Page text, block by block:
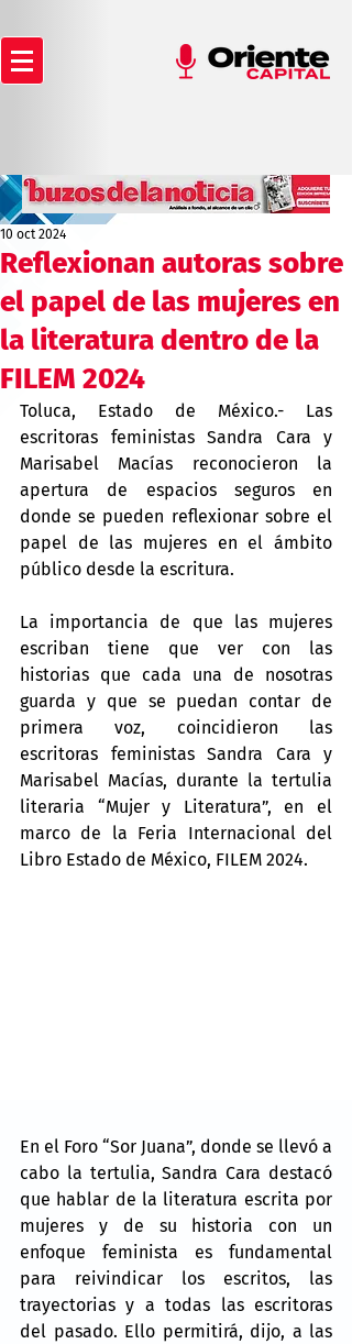
Reflexionan autoras sobre
el papel de las mujeres en
la literatura dentro de la
FILEM 2024
10 oct 2024
Toluca, Estado de México.- Las
escritoras feministas Sandra Cara y
Marisabel Macías reconocieron la
apertura de espacios seguros en
donde se pueden reflexionar sobre el
papel de las mujeres en el ámbito
público desde la escritura.
La importancia de que las mujeres
escriban tiene que ver con las
historias que cada una de nosotras
guarda y que se puedan contar de
primera voz, coincidieron las
escritoras feministas Sandra Cara y
Marisabel Macías, durante la tertulia
literaria “Mujer y Literatura”, en el
marco de la Feria Internacional del
Libro Estado de México, FILEM 2024.
En el Foro “Sor Juana”, donde se llevó a
cabo la tertulia, Sandra Cara destacó
que hablar de la literatura escrita por
mujeres y de su historia con un
enfoque feminista es fundamental
para reivindicar los escritos, las
trayectorias y a todas las escritoras
del pasado. Ello permitirá, dijo, a las